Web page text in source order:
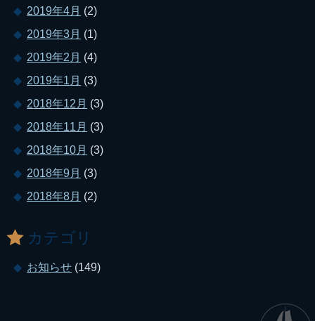
2019年4月 (2)
2019年3月 (1)
2019年2月 (4)
2019年1月 (3)
2018年12月 (3)
2018年11月 (3)
2018年10月 (3)
2018年9月 (3)
2018年8月 (2)
カテゴリ
お知らせ (149)